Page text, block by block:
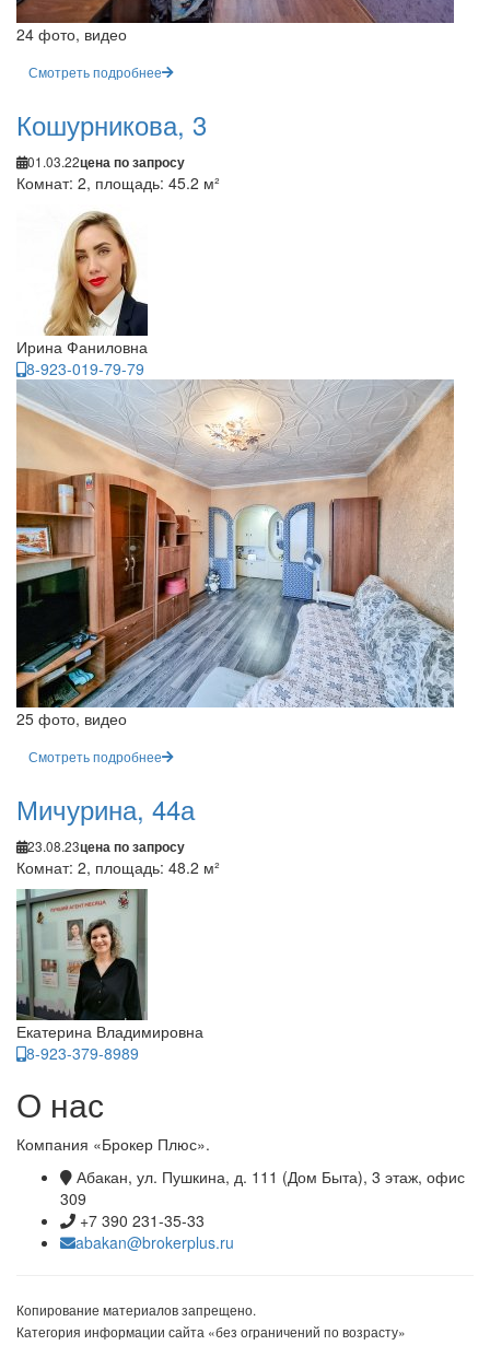
24 фото, видео
Смотреть подробнее
Кошурникова, 3
01.03.22цена по запросу
Комнат: 2, площадь: 45.2 м²
Ирина Фаниловна
8-923-019-79-79
25 фото, видео
Смотреть подробнее
Мичурина, 44а
23.08.23цена по запросу
Комнат: 2, площадь: 48.2 м²
Екатерина Владимировна
8-923-379-8989
О нас
Компания «Брокер Плюс».
Абакан, ул. Пушкина, д. 111 (Дом Быта), 3 этаж, офис
309
+7 390 231-35-33
abakan@brokerplus.ru
Копирование материалов запрещено.
Категория информации сайта «без ограничений по возрасту»